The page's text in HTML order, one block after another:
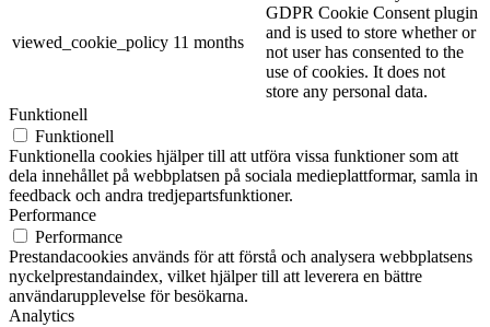
viewed_cookie_policy 11 months
GDPR Cookie Consent plugin
and is used to store whether or
not user has consented to the
use of cookies. It does not
store any personal data.
Funktionell
Funktionell
Funktionella cookies hjälper till att utföra vissa funktioner som att
dela innehållet på webbplatsen på sociala medieplattformar, samla in
feedback och andra tredjepartsfunktioner.
Performance
Performance
Prestandacookies används för att förstå och analysera webbplatsens
nyckelprestandaindex, vilket hjälper till att leverera en bättre
användarupplevelse för besökarna.
Analytics